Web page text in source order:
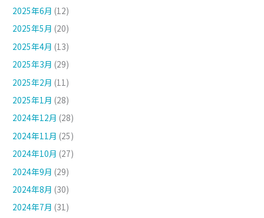
2025年6月 (12)
2025年5月 (20)
2025年4月 (13)
2025年3月 (29)
2025年2月 (11)
2025年1月 (28)
2024年12月 (28)
2024年11月 (25)
2024年10月 (27)
2024年9月 (29)
2024年8月 (30)
2024年7月 (31)